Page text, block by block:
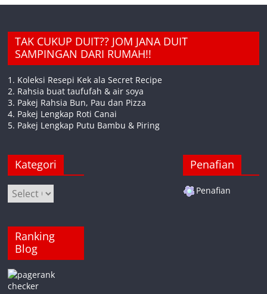
TAK CUKUP DUIT?? JOM JANA DUIT
SAMPINGAN DARI RUMAH!!
1. Koleksi Resepi Kek ala Secret Recipe
2. Rahsia buat taufufah & air soya
3. Pakej Rahsia Bun, Pau dan Pizza
4. Pakej Lengkap Roti Canai
5. Pakej Lengkap Putu Bambu & Piring
Kategori
Kategori
Ranking
Blog
Penafian
Penafian